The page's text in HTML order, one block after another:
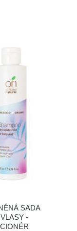
SADA
-